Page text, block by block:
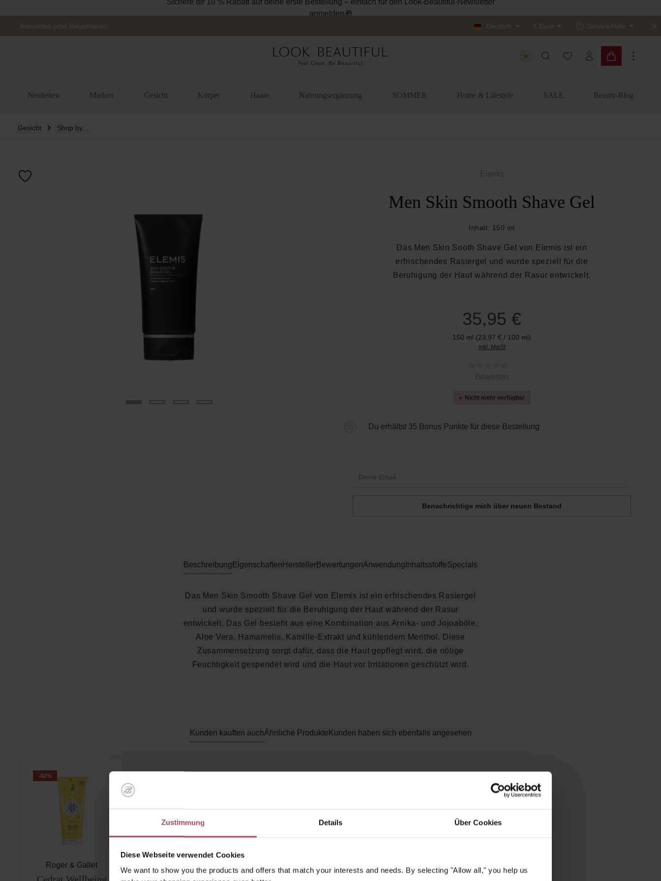
Zustimmung Details Über Cookies
Diese Webseite verwendet Cookies
We want to show you the products and offers that match your interests and needs. By selecting "Allow all," you help us
Sichere dir 10 % Rabatt auf deine erste Bestellung – einfach für den Look-Beautiful-Newsletter
anmelden🎁
Anmelden oder Registrieren Deutsch € Euro Service/Hilfe
Du hast 0 Produkte auf
Warenkorb
Neuheiten Marken Gesicht Körper Haare Nahrungsergänzung SOMMER Home & Lifestyle SALE Beauty-Blog
Gesicht Shop by...
Elemis
Men Skin Smooth Shave Gel
Inhalt: 150 ml
Das Men Skin Sooth Shave Gel von Elemis ist ein
erfrischendes Rasiergel und wurde speziell für die
Beruhigung der Haut während der Rasur entwickelt.
35,95 €
150 ml (23,97 € / 100 ml)
Inkl. MwSt
Durchschnittliche Bewertung von 0 von 5 Sternen
Bewerten
Nicht mehr verfügbar
Du erhältst 35 Bonus Punkte für diese Bestellung
Benachrichtige mich über neuen Bestand
Beschreibung Eigenschaften HerstellerBewertungenAnwendung InhaltsstoffeSpecials
Das Men Skin Smooth Shave Gel von Elemis ist ein erfrischendes Rasiergel
und wurde speziell für die Beruhigung der Haut während der Rasur
entwickelt. Das Gel besteht aus eine Kombination aus Arnika- und Jojoaböle,
Aloe Vera, Hamamelis, Kamille-Extrakt und kühlendem Menthol. Diese
Zusammensetzung sorgt dafür, dass die Haut gepflegt wird, die nötige
Feuchtigkeit gespendet wird und die Haut vor Irritationen geschützt wird.
Kunden kauften auchÄhnliche Produkte Kunden haben sich ebenfalls angesehen
-40%
Roger & Gallet